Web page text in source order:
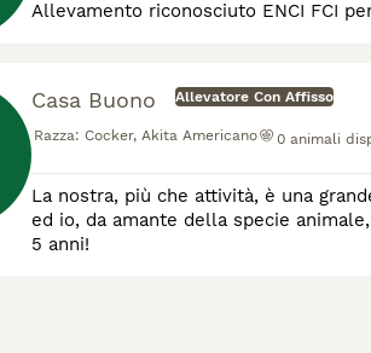
Casa Buono Allevatore Con Affisso
Razza: Cocker, Akita Americano 0 animali
La nostra, più che attività, è una grande passione. Il mio compagno Buono Carlo da 30 anni alleva Cocker Spaniel Inglese
ed io, da amante della specie
5 anni!